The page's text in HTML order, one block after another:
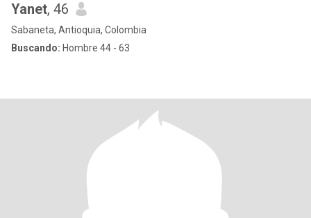
Yanet, 46
Sabaneta, Antioquia, Colombia
Buscando: Hombre 44 - 63